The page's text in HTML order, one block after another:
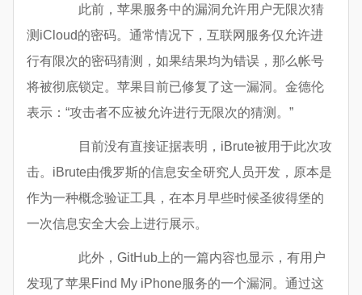
此前，苹果服务中的漏洞允许用户无限次猜
测iCloud的密码。通常情况下，互联网服务仅允许进
行有限次的密码猜测，如果结果均为错误，那么帐号
将被彻底锁定。苹果目前已修复了这一漏洞。金德伦
表示：“攻击者不应被允许进行无限次的猜测。”
目前没有直接证据表明，iBrute被用于此次攻
击。iBrute由俄罗斯的信息安全研究人员开发，原本是
作为一种概念验证工具，在本月早些时候圣彼得堡的
一次信息安全大会上进行展示。
此外，GitHub上的一篇内容也显示，有用户
发现了苹果Find My iPhone服务的一个漏洞。通过这